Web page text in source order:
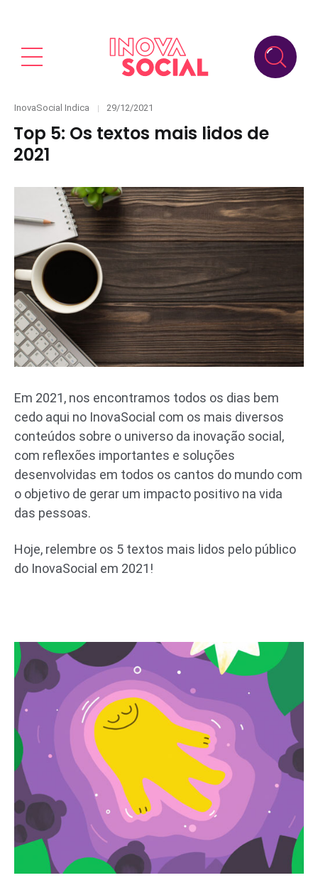
Categories
InovaSocial Indica
Posted
29/12/2021
Top 5: Os textos mais lidos de
2021
Em 2021, nos encontramos todos os dias bem
cedo aqui no InovaSocial com os mais diversos
conteúdos sobre o universo da inovação social,
com reflexões importantes e soluções
desenvolvidas em todos os cantos do mundo com
o objetivo de gerar um impacto positivo na vida
das pessoas.
Hoje, relembre os 5 textos mais lidos pelo público
do InovaSocial em 2021!